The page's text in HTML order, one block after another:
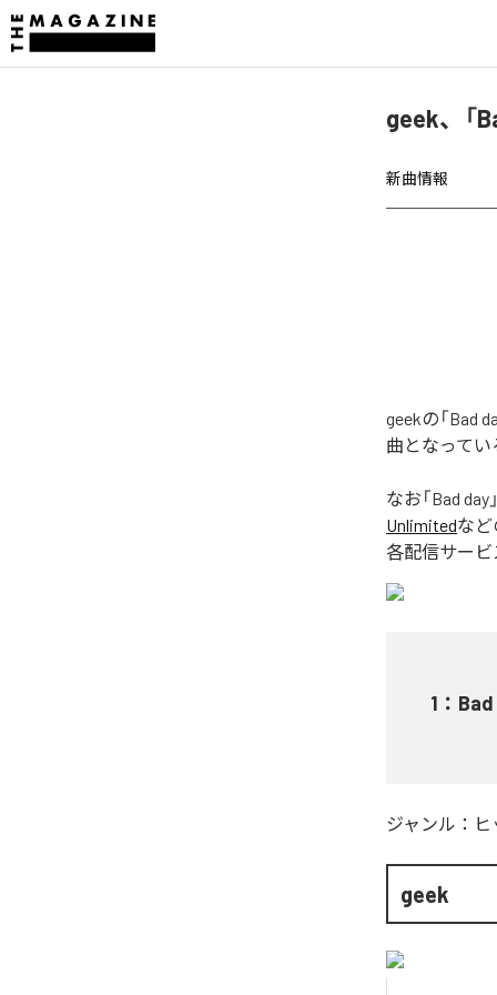
geek、「
新曲情報
geekの「Bad
曲となってい
なお「Bad day
Unlimitedなど
各配信サービ
1 ：
ジャンル：
geek